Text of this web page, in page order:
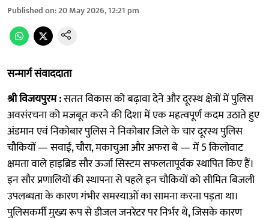
Published on:20 May 2026, 12:21 pm
सन्मार्ग संवाददाता
श्री विजयपुरम :सतत विकास को बढ़ावा देने और दूरस्थ क्षेत्रों में पुलिस
अवसंरचना को मजबूत करने की दिशा में एक महत्वपूर्ण कदम उठाते हुए
अंडमान एवं निकोबार पुलिस ने निकोबार जिले के चार दूरस्थ पुलिस
चौकियों — सवाई, चौरा, मकाचुआ और अफरा बे — में 5 किलोवाट
क्षमता वाले हाइब्रिड सौर ऊर्जा सिस्टम सफलतापूर्वक स्थापित किए हैं।
इन सौर प्रणालियों की स्थापना से पहले इन चौकियों को सीमित बिजली
उपलब्धता के कारण गंभीर समस्याओं का सामना करना पड़ता था।
पुलिसकर्मी मुख्य रूप से डीजल जनरेटर पर निर्भर थे, जिसके कारण